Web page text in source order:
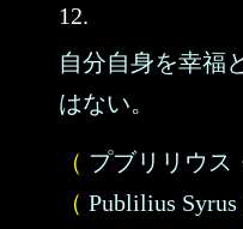
12.
自分自身を幸福
はない。
（ プブリリウス
（ Publilius Syrus